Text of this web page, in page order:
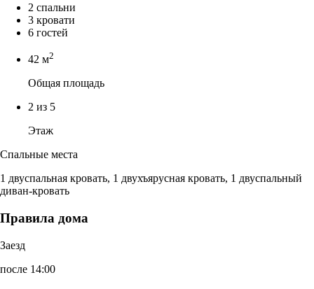
2 спальни
3 кровати
6 гостей
42 м2
Общая площадь
2 из 5
Этаж
Спальные места
1 двуспальная кровать, 1 двухъярусная кровать, 1 двуспальный
диван-кровать
Правила дома
Заезд
после 14:00